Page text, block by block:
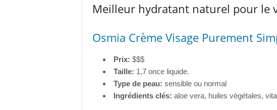
Meilleur hydratant naturel pour le
Osmia Crème Visage Purement
Prix: $$$
Taille: 1,7 once liquide.
Type de peau: sensible ou normal
Ingrédients clés: aloe vera, huiles végétales,